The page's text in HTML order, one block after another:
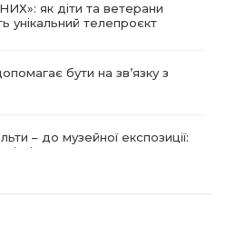
як діти та ветерани
унікальний телепроєкт
бути на зв’язку з
– до музейної експозиції:
стали частиною
громаді вшанували людей